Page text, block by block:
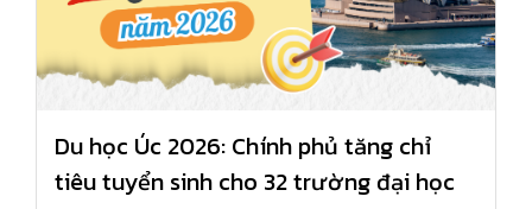
Du học Úc 2026: Chính phủ tăng chỉ
tiêu tuyển sinh cho 32 trường đại học